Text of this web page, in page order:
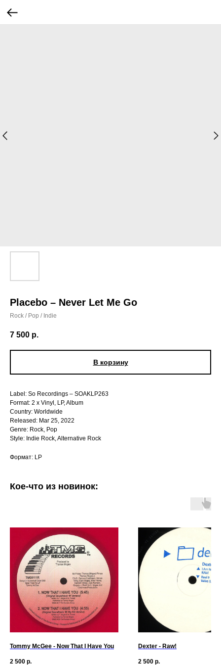
Placebo – Never Let Me Go
Rock / Pop / Indie
7 500 р.
В корзину
Label: So Recordings – SOAKLP263
Format: 2 x Vinyl, LP, Album
Country: Worldwide
Released: Mar 25, 2022
Genre: Rock, Pop
Style: Indie Rock, Alternative Rock
Формат: LP
Кое-что из новинок:
Tommy McGee - Now That I Have You
2 500 р.
Dexter - Raw!
2 500 р.